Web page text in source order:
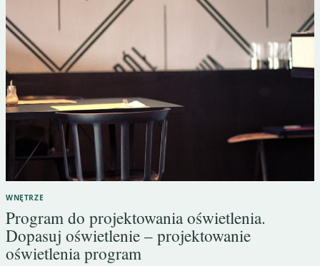
WNĘTRZE
Program do projektowania oświetlenia.
Dopasuj oświetlenie – projektowanie
oświetlenia program